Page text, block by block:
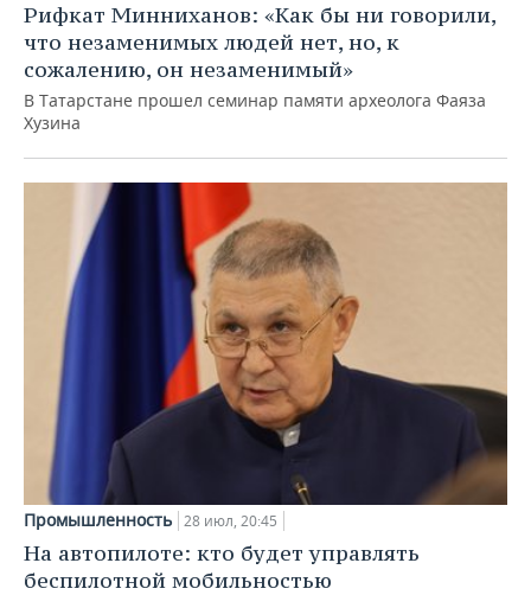
Рифкат Минниханов: «Как бы ни говорили,
что незаменимых людей нет, но, к
сожалению, он незаменимый»
В Татарстане прошел семинар памяти археолога Фаяза
Хузина
Промышленность 28 июл, 20:45
На автопилоте: кто будет управлять
беспилотной мобильностью